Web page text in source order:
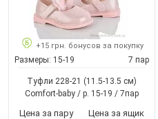
+15 грн. бонусов за покупку
Размеры: 15-19 7 пар
Туфли 228-21 (11.5-13.5 см)
Comfort-baby / p. 15-19 / 7пар
Цена за пару Цена за ящик